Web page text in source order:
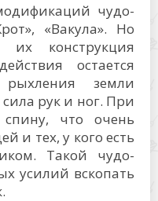
чудо-
«Вакула». Но
конструкция
остается
земли
рук и ног. При
что очень
и тех, у кого есть
Такой чудо-
усилий вскопать